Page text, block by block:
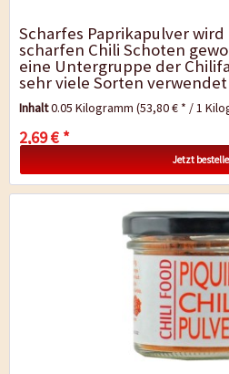
Scharfes Paprikapulver
scharfen Chili Schoten
eine Untergruppe der
sehr viele Sorten
ungarische Spitzpaprika
hervorragend...
Inhalt0.05 Kilogramm(53,80 € * / 1
2,69 € *
Jetzt